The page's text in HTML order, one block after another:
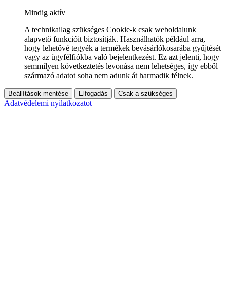
Mindig aktív
A technikailag szükséges Cookie-k csak weboldalunk
alapvető funkcióit biztosítják. Használhatók például arra,
hogy lehetővé tegyék a termékek bevásárlókosarába gyűjtését
vagy az ügyfélfiókba való bejelentkezést. Ez azt jelenti, hogy
semmilyen következtetés levonása nem lehetséges, így ebből
származó adatot soha nem adunk át harmadik félnek.
Beállítások mentése Elfogadás Csak a szükséges
Adatvédelemi nyilatkozatot